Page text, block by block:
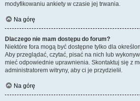
modyfikowaniu ankiety w czasie jej trwania.
Na górę
Dlaczego nie mam dostępu do forum?
Niektóre fora mogą być dostępne tylko dla
Aby przeglądać, czytać, pisać na nich lub
mieć odpowiednie uprawnienia. Skontaktuj się z
administratorem witryny, aby ci je przydzielił.
Na górę